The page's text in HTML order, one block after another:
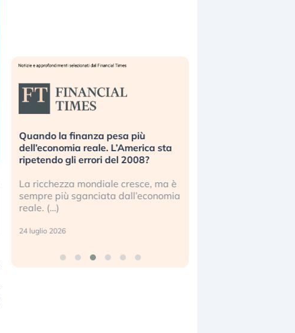
Quando la finanza pesa più
dell’economia reale. L’America sta
ripetendo gli errori del 2008?
La ricchezza mondiale cresce, ma è
sempre più sganciata dall’economia
reale. (…)
24 luglio 2026